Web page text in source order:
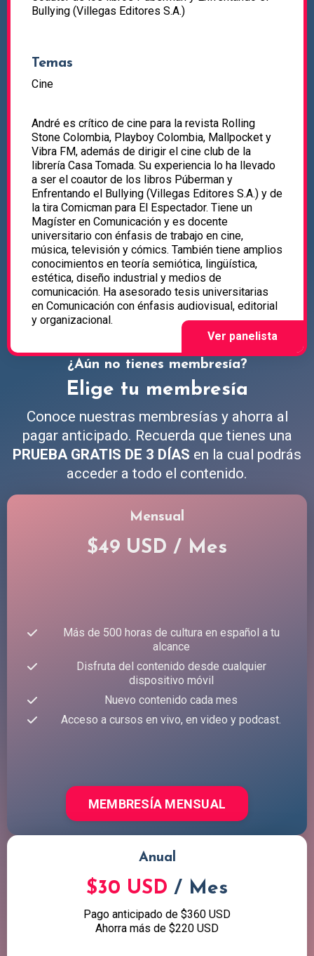
Bullying (Villegas Editores S.A.)
Temas
Cine
André es crítico de cine para la revista Rolling
Stone Colombia, Playboy Colombia, Mallpocket y
Vibra FM, además de dirigir el cine club de la
librería Casa Tomada. Su experiencia lo ha llevado
a ser el coautor de los libros Púberman y
Enfrentando el Bullying (Villegas Editores S.A.) y de
la tira Comicman para El Espectador. Tiene un
Magíster en Comunicación y es docente
universitario con énfasis de trabajo en cine,
música, televisión y cómics. También tiene amplios
conocimientos en teoría semiótica, lingüística,
estética, diseño industrial y medios de
comunicación. Ha asesorado tesis universitarias
en Comunicación con énfasis audiovisual, editorial
y organizacional.
¿Aún no tienes membresía?
Elige tu membresía
Conoce nuestras membresías y ahorra al
pagar anticipado. Recuerda que tienes una
PRUEBA GRATIS DE 3 DÍAS en la cual podrás
acceder a todo el contenido.
Mensual
$49 USD / Mes
Más de 500 horas de cultura en español a tu
alcance
Disfruta del contenido desde cualquier
dispositivo móvil
Nuevo contenido cada mes
Acceso a cursos en vivo, en video y podcast.
MEMBRESÍA MENSUAL
Anual
$30 USD / Mes
Pago anticipado de $360 USD
Ahorra más de $220 USD